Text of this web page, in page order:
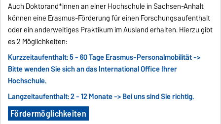
Auch Doktorand*innen an einer Hochschule in Sachsen-Anhalt
können eine Erasmus-Förderung für einen Forschungsaufenthalt
oder ein anderweitiges Praktikum im Ausland erhalten. Hierzu gibt
es 2 Möglichkeiten:
Kurzzeitaufenthalt: 5 - 60 Tage Erasmus-Personalmobilität ->
Bitte wenden Sie sich an das International Office Ihrer
Hochschule.
Langzeitaufenthalt: 2 - 12 Monate -> Bei uns sind Sie richtig.
Fördermöglichkeiten